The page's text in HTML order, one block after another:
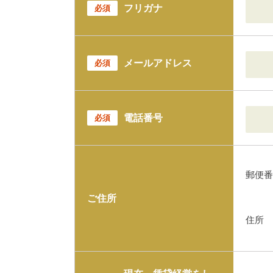
必須 フリガナ
必須 メールアドレス
必須 電話番号
ご住所
郵便
住所